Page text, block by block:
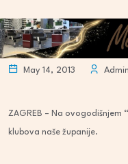
May 14, 2013 Admin
ZAGREB – Na ovogodišnjem
klubova naše županije.